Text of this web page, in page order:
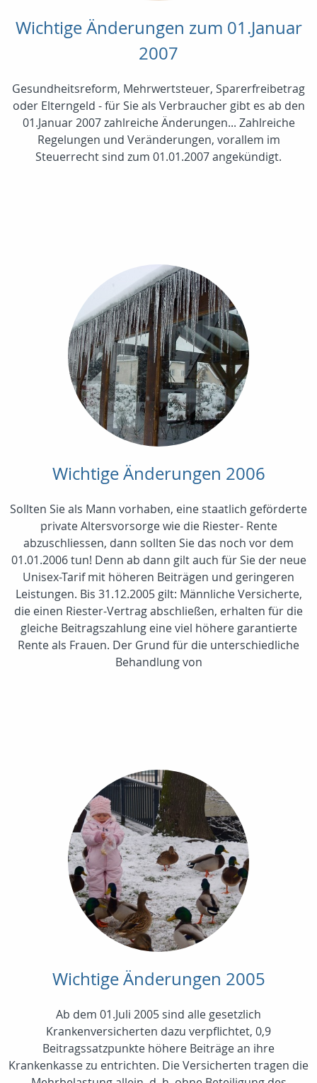
Wichtige Änderungen zum 01.Januar
2007
Gesundheitsreform, Mehrwertsteuer, Sparerfreibetrag
oder Elterngeld - für Sie als Verbraucher gibt es ab den
01.Januar 2007 zahlreiche Änderungen... Zahlreiche
Regelungen und Veränderungen, vorallem im
Steuerrecht sind zum 01.01.2007 angekündigt.
Wichtige Änderungen 2006
Sollten Sie als Mann vorhaben, eine staatlich geförderte
private Altersvorsorge wie die Riester- Rente
abzuschliessen, dann sollten Sie das noch vor dem
01.01.2006 tun! Denn ab dann gilt auch für Sie der neue
Unisex-Tarif mit höheren Beiträgen und geringeren
Leistungen. Bis 31.12.2005 gilt: Männliche Versicherte,
die einen Riester-Vertrag abschließen, erhalten für die
gleiche Beitragszahlung eine viel höhere garantierte
Rente als Frauen. Der Grund für die unterschiedliche
Behandlung von
Wichtige Änderungen 2005
Ab dem 01.Juli 2005 sind alle gesetzlich
Krankenversicherten dazu verpflichtet, 0,9
Beitragssatzpunkte höhere Beiträge an ihre
Krankenkasse zu entrichten. Die Versicherten tragen die